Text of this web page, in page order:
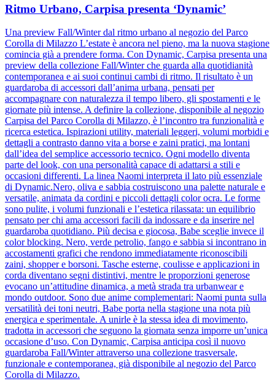
Ritmo Urbano, Carpisa presenta ‘Dynamic’
Una preview Fall/Winter dal ritmo urbano al negozio del Parco
Corolla di Milazzo L’estate è ancora nel pieno, ma la nuova stagione
comincia già a prendere forma. Con Dynamic, Carpisa presenta una
preview della collezione Fall/Winter che guarda alla quotidianità
contemporanea e ai suoi continui cambi di ritmo. Il risultato è un
guardaroba di accessori dall’anima urbana, pensati per
accompagnare con naturalezza il tempo libero, gli spostamenti e le
giornate più intense. A definire la collezione, disponibile al negozio
Carpisa del Parco Corolla di Milazzo, è l’incontro tra funzionalità e
ricerca estetica. Ispirazioni utility, materiali leggeri, volumi morbidi e
dettagli a contrasto danno vita a borse e zaini pratici, ma lontani
dall’idea del semplice accessorio tecnico. Ogni modello diventa
parte del look, con una personalità capace di adattarsi a stili e
occasioni differenti. La linea Naomi interpreta il lato più essenziale
di Dynamic.Nero, oliva e sabbia costruiscono una palette naturale e
versatile, animata da cordini e piccoli dettagli color ocra. Le forme
sono pulite, i volumi funzionali e l’estetica rilassata: un equilibrio
pensato per chi ama accessori facili da indossare e da inserire nel
guardaroba quotidiano. Più decisa e giocosa, Babe sceglie invece il
color blocking. Nero, verde petrolio, fango e sabbia si incontrano in
accostamenti grafici che rendono immediatamente riconoscibili
zaini, shopper e borsoni. Tasche esterne, coulisse e applicazioni in
corda diventano segni distintivi, mentre le proporzioni generose
evocano un’attitudine dinamica, a metà strada tra urbanwear e
mondo outdoor. Sono due anime complementari: Naomi punta sulla
versatilità dei toni neutri, Babe porta nella stagione una nota più
energica e sperimentale. A unirle è la stessa idea di movimento,
tradotta in accessori che seguono la giornata senza imporre un’unica
occasione d’uso. Con Dynamic, Carpisa anticipa così il nuovo
guardaroba Fall/Winter attraverso una collezione trasversale,
funzionale e contemporanea, già disponibile al negozio del Parco
Corolla di Milazzo.